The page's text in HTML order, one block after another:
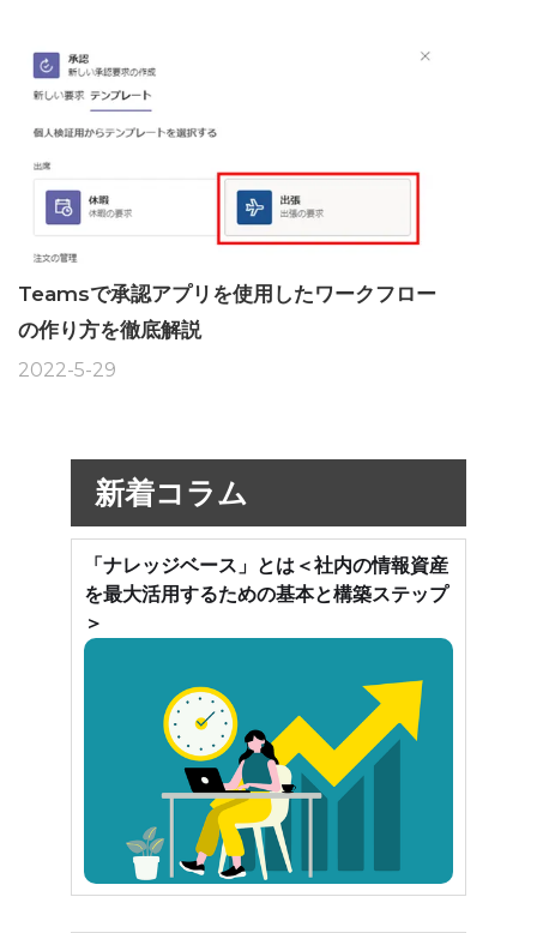
Teamsで承認アプリを使用したワークフロー
の作り方を徹底解説
2022-5-29
新着コラム
「ナレッジベース」とは＜社内の情報資産
を最大活用するための基本と構築ステップ
＞